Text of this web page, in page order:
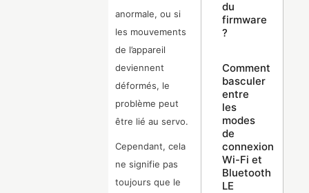
anormale, ou si
les mouvements
de l’appareil
deviennent
déformés, le
problème peut
être lié au servo.
Cependant, cela
ne signifie pas
toujours que le
du
firmware
?
Comment
basculer
entre
les
modes
de
connexion
Wi-Fi et
Bluetooth
LE